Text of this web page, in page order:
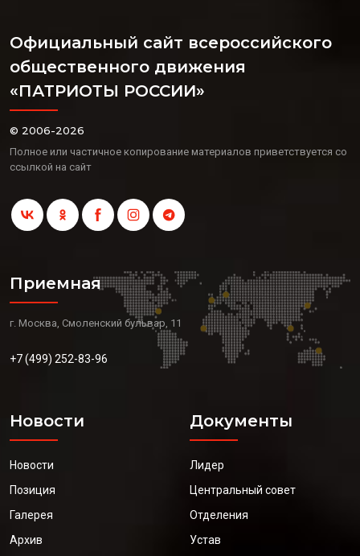
Официальный сайт всероссийского
общественного движения
«ПАТРИОТЫ РОССИИ»
© 2006-2026
Полное или частичное копирование материалов приветствуется со
ссылкой на сайт
Приемная
г. Москва, Смоленский бульвар, 11
+7 (499) 252-83-96
Новости
Новости
Позиция
Галерея
Архив
Документы
Лидер
Центральный совет
Отделения
Устав